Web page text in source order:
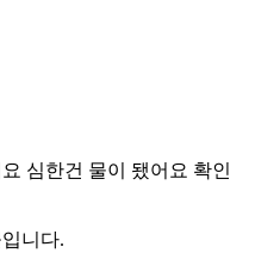
심한건 물이 됐어요 확인
입니다.